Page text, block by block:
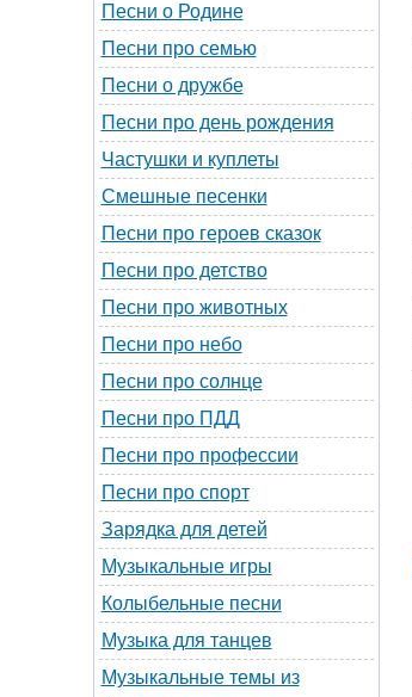
Песни о Родине
Песни про семью
Песни о дружбе
Песни про день рождения
Частушки и куплеты
Смешные песенки
Песни про героев сказок
Песни про детство
Песни про животных
Песни про небо
Песни про солнце
Песни про ПДД
Песни про профессии
Песни про спорт
Зарядка для детей
Музыкальные игры
Колыбельные песни
Музыка для танцев
Музыкальные темы из